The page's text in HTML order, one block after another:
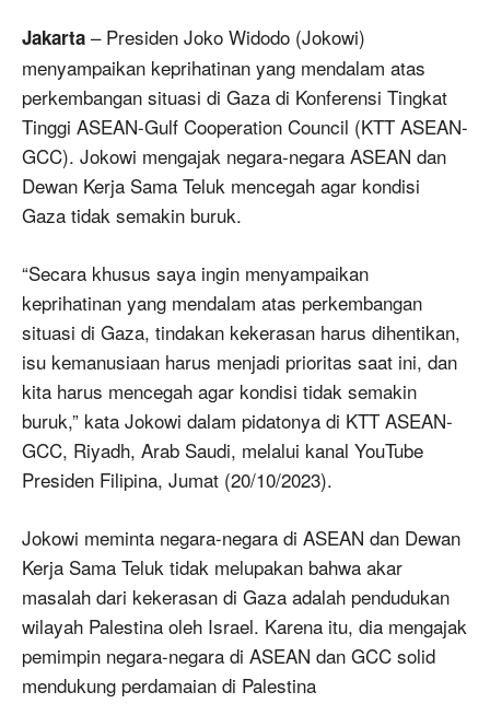
Jakarta – Presiden Joko Widodo (Jokowi)
menyampaikan keprihatinan yang mendalam atas
perkembangan situasi di Gaza di Konferensi Tingkat
Tinggi ASEAN-Gulf Cooperation Council (KTT ASEAN-
GCC). Jokowi mengajak negara-negara ASEAN dan
Dewan Kerja Sama Teluk mencegah agar kondisi
Gaza tidak semakin buruk.
“Secara khusus saya ingin menyampaikan
keprihatinan yang mendalam atas perkembangan
situasi di Gaza, tindakan kekerasan harus dihentikan,
isu kemanusiaan harus menjadi prioritas saat ini, dan
kita harus mencegah agar kondisi tidak semakin
buruk,” kata Jokowi dalam pidatonya di KTT ASEAN-
GCC, Riyadh, Arab Saudi, melalui kanal YouTube
Presiden Filipina, Jumat (20/10/2023).
Jokowi meminta negara-negara di ASEAN dan Dewan
Kerja Sama Teluk tidak melupakan bahwa akar
masalah dari kekerasan di Gaza adalah pendudukan
wilayah Palestina oleh Israel. Karena itu, dia mengajak
pemimpin negara-negara di ASEAN dan GCC solid
mendukung perdamaian di Palestina